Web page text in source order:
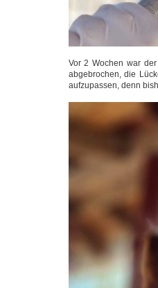
Vor 2 Wochen war
abgebrochen, die
aufzupassen, denn